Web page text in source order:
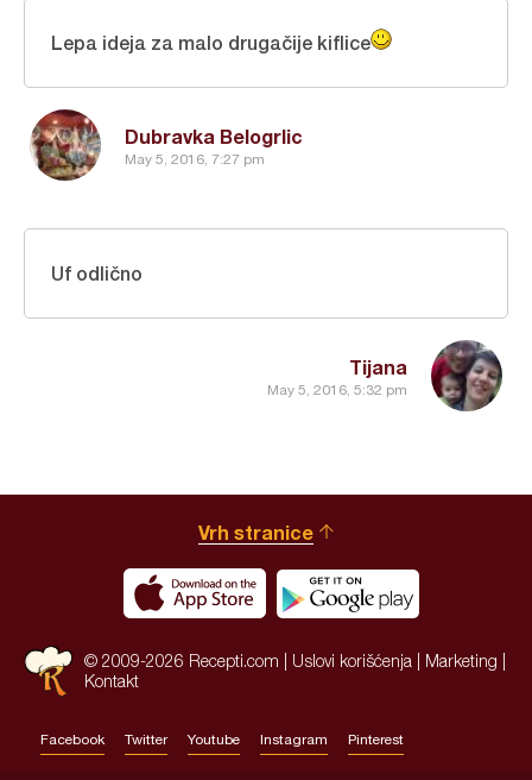
Dubravka Belogrlic
May 5, 2016, 7:27 pm
Lepa ideja za malo drugačije kiflice
Tijana
May 5, 2016, 5:32 pm
Uf odlično
Vrh stranice
© 2009-2026 Recepti.com | Uslovi korišćenja Marketing
Kontakt
Facebook Twitter Youtube Instagram Pinterest